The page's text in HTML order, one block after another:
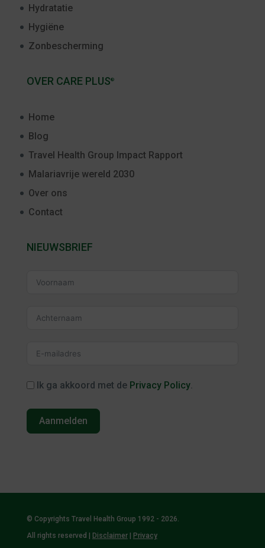
Hydratatie
Hygiëne
Zonbescherming
OVER CARE PLUS®
Home
Blog
Travel Health Group Impact Rapport
Malariavrije wereld 2030
Over ons
Contact
NIEUWSBRIEF
Ik ga akkoord met de Privacy Policy.
Aanmelden
© Copyrights Travel Health Group 1992 - 2026.
All rights reserved |
Disclaimer| Privacy